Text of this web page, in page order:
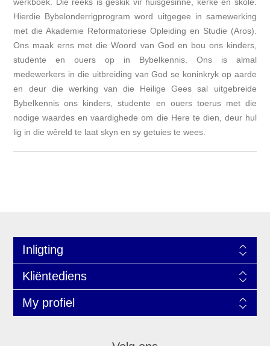
werkboek. Die reeks is geskik vir huisgesinne, kerke en skole.
Hierdie Bybelonderrigprogram word uitgegee in samewerking
met die Akademie Reformatoriese Opleiding en Studie (Aros).
Ons maak erns met die Woord van God en bou ons kinders,
studente en ouers op in Bybelkennis. Ons is almal
medewerkers in die uitbreiding van God se koninkryk op aarde
en deur die werking van die Heilige Gees sal uitgebreide
Bybelkennis ons kinders, studente en ouers toerus met die
nodige waardes en vaardighede om die Here te dien, deur hul
lig in die wêreld te laat skyn en sy getuies te wees.
Inligting
Kliëntediens
My profiel